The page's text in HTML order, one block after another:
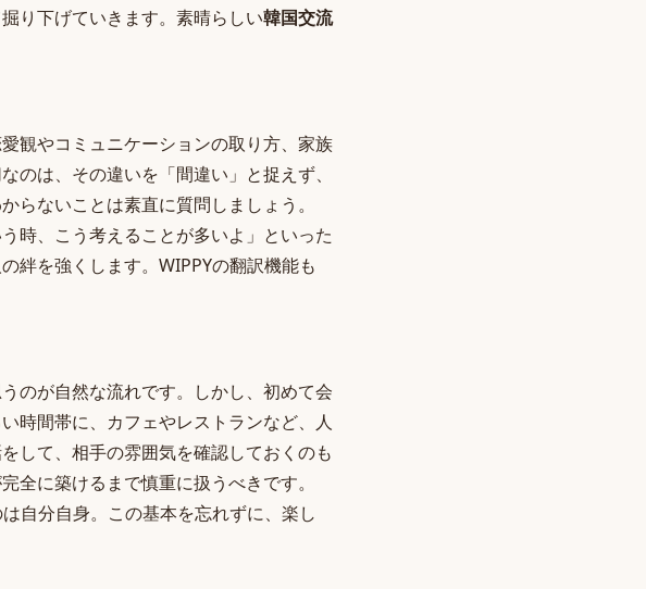
り下げていきます。素晴らしい韓国交流
観やコミュニケーションの取り方、家族
のは、その違いを「間違い」と捉えず、
らないことは素直に質問しましょう。
時、こう考えることが多いよ」といった
絆を強くします。WIPPYの翻訳機能も
のが自然な流れです。しかし、初めて会
時間帯に、カフェやレストランなど、人
して、相手の雰囲気を確認しておくのも
全に築けるまで慎重に扱うべきです。
自分自身。この基本を忘れずに、楽し